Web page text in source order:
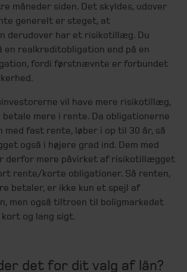
måneder siden. Det skyldes, udover
generelt er steget, at
derudover har et risikotillæg. Du
en realkreditobligation end på en
fordi førstnævnte er forbundet
vil have mere risikotillæg,
betale mere i rente. Da obligationerne
med fast rente, løber i op til 30 år, så
også i højere grad ind. Dem med
derfor mere påvirket af risikotillægget
rente/korte obligationer. Så renten,
betaler, er ikke kun et spejl af
men også tiltroen til boligmarkedet
og lang sigt.
det for dit valg af lån?